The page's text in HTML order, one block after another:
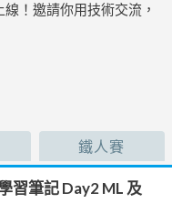
！邀請你用技術交流，
鐵人賽
習筆記 Day2 ML 及